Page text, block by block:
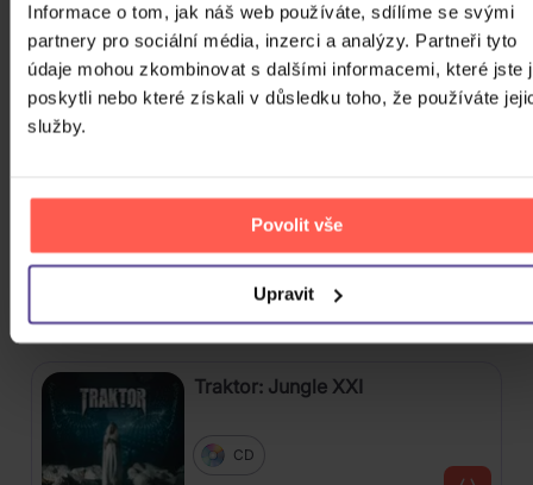
Informace o tom, jak náš web používáte, sdílíme se svými
partnery pro sociální média, inzerci a analýzy. Partneři tyto
údaje mohou zkombinovat s dalšími informacemi, které jste
poskytli nebo které získali v důsledku toho, že používáte
služby.
Povolit vše
Upravit
Mišík Vladimír: Vteřiny, měsíce a
roky
CD
Linkin Park: From Zero (Coloured
Blue Vinyl)
Vinyl
Skladem 589 Kč
Traktor: Jungle XXI
CD